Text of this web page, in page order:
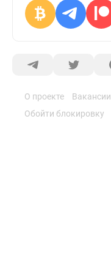
О проекте
Вакансии
Обойти блокировку